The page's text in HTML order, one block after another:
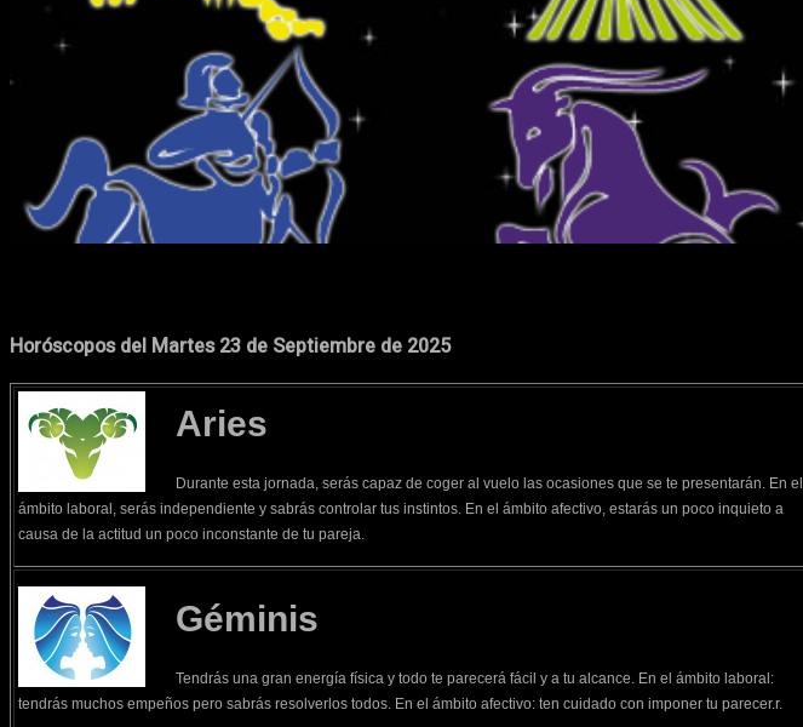
Cuota Facebook Pinterest
Horóscopos del Martes 23 de Septiembre de 2025
Aries
Durante esta jornada, serás capaz de coger al vuelo las ocasiones que se te presentarán. En el
ámbito laboral, serás independiente y sabrás controlar tus instintos. En el ámbito afectivo, estarás un poco inquieto a
causa de la actitud un poco inconstante de tu pareja.
Géminis
Tendrás una gran energía física y todo te parecerá fácil y a tu alcance. En el ámbito laboral:
tendrás muchos empeños pero sabrás resolverlos todos. En el ámbito afectivo: ten cuidado con imponer tu parecer.r.